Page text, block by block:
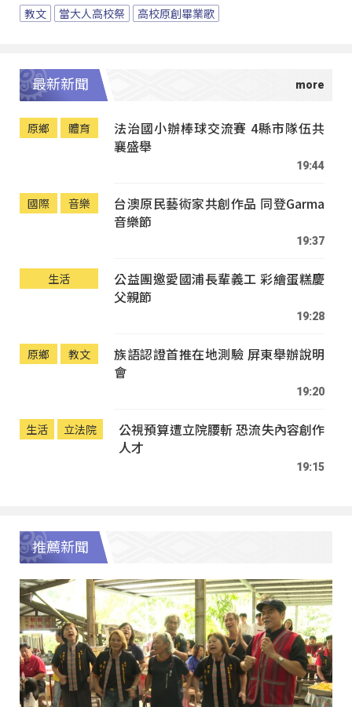
教文 當大人高校祭 高校原創畢業歌
最新新聞
原鄉 體育
法治國小辦棒球交流賽 4縣市隊伍共
襄盛舉
19:44
國際 音樂
台澳原民藝術家共創作品 同登Garma
音樂節
19:37
生活
公益團邀愛國浦長輩義工 彩繪蛋糕慶
父親節
19:28
原鄉 教文
族語認證首推在地測驗 屏東舉辦說明
會
19:20
生活 立法院
公視預算遭立院腰斬 恐流失內容創作
人才
19:15
推薦新聞